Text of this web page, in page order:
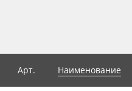
Арт. Наименование